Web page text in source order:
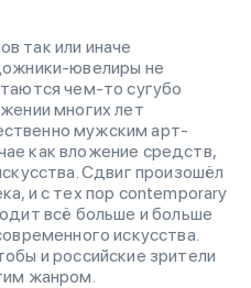
так или иначе
ювелиры не
чем-то сугубо
многих лет
мужским арт-
как вложение средств,
Сдвиг произошёл
и с тех пор contemporary
всё больше и больше
искусства.
и российские зрители
жанром.